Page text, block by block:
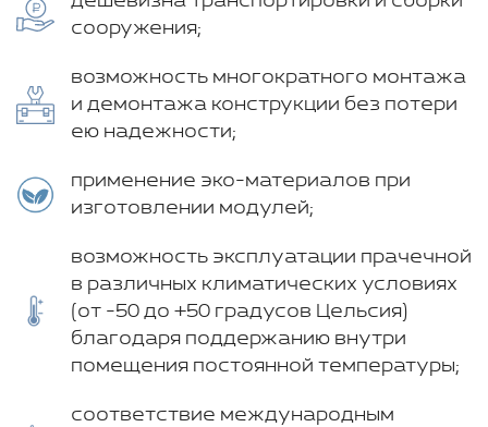
сооружения;
возможность многократного монтажа
и демонтажа конструкции без потери
ею надежности;
применение эко-материалов при
изготовлении модулей;
возможность эксплуатации прачечной
в различных климатических условиях
(от -50 до +50 градусов Цельсия)
благодаря поддержанию внутри
помещения постоянной температуры;
соответствие международным